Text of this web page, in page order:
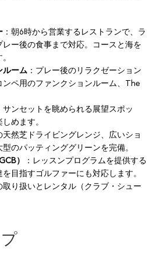
：朝6時から営業するレストランで、ラ
ー後の食事まで対応。コースと海を
ルーム ：プレー後のリラクゼーション
ンペ用のファンクションルーム、The
サンセットを眺められる展望スポッ
めます。
天然芝ドライビングレンジ、広いショ
のパッティンググリーンを完備。
）
：レッスンプログラムを提供する
目指すゴルファーにも対応します。
取り扱いとレンタル（クラブ・シュー